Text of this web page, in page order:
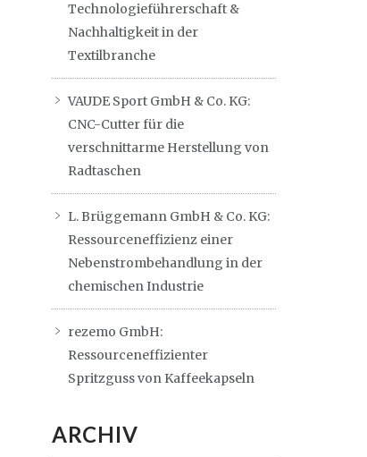
Technologieführerschaft &
Nachhaltigkeit in der
Textilbranche
VAUDE Sport GmbH & Co. KG:
CNC-Cutter für die
verschnittarme Herstellung von
Radtaschen
L. Brüggemann GmbH & Co. KG:
Ressourceneffizienz einer
Nebenstrombehandlung in der
chemischen Industrie
rezemo GmbH:
Ressourceneffizienter
Spritzguss von Kaffeekapseln
ARCHIV